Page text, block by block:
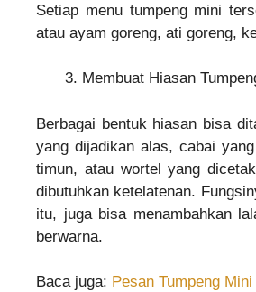
Setiap menu tumpeng mini
atau ayam goreng, ati goreng,
Membuat Hiasan
Berbagai bentuk hiasan bisa
yang dijadikan alas, cabai
timun, atau wortel yang
dibutuhkan ketelatenan.
itu, juga bisa menambahkan
berwarna.
Baca juga: Pesan Tumpeng